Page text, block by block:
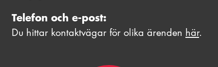
Telefon och e-post:
Du hittar kontaktvägar för olika ärenden här.